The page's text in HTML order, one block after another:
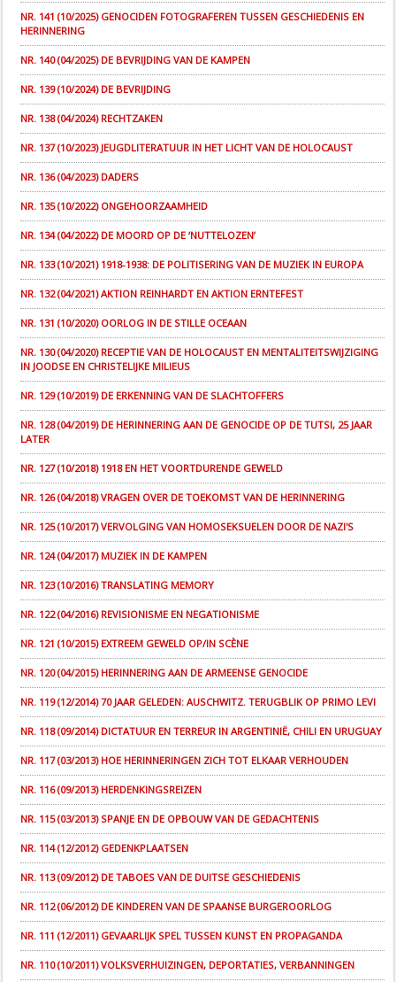
NR. 141 (10/2025) GENOCIDEN FOTOGRAFEREN TUSSEN GESCHIEDENIS EN
HERINNERING
NR. 140 (04/2025) DE BEVRIJDING VAN DE KAMPEN
NR. 139 (10/2024) DE BEVRIJDING
NR. 138 (04/2024) RECHTZAKEN
NR. 137 (10/2023) JEUGDLITERATUUR IN HET LICHT VAN DE HOLOCAUST
NR. 136 (04/2023) DADERS
NR. 135 (10/2022) ONGEHOORZAAMHEID
NR. 134 (04/2022) DE MOORD OP DE ‘NUTTELOZEN’
NR. 133 (10/2021) 1918-1938: DE POLITISERING VAN DE MUZIEK IN EUROPA
NR. 132 (04/2021) AKTION REINHARDT EN AKTION ERNTEFEST
NR. 131 (10/2020) OORLOG IN DE STILLE OCEAAN
NR. 130 (04/2020) RECEPTIE VAN DE HOLOCAUST EN MENTALITEITSWIJZIGING
IN JOODSE EN CHRISTELIJKE MILIEUS
NR. 129 (10/2019) DE ERKENNING VAN DE SLACHTOFFERS
NR. 128 (04/2019) DE HERINNERING AAN DE GENOCIDE OP DE TUTSI, 25 JAAR
LATER
NR. 127 (10/2018) 1918 EN HET VOORTDURENDE GEWELD
NR. 126 (04/2018) VRAGEN OVER DE TOEKOMST VAN DE HERINNERING
NR. 125 (10/2017) VERVOLGING VAN HOMOSEKSUELEN DOOR DE NAZI'S
NR. 124 (04/2017) MUZIEK IN DE KAMPEN
NR. 123 (10/2016) TRANSLATING MEMORY
NR. 122 (04/2016) REVISIONISME EN NEGATIONISME
NR. 121 (10/2015) EXTREEM GEWELD OP/IN SCÈNE
NR. 120 (04/2015) HERINNERING AAN DE ARMEENSE GENOCIDE
NR. 119 (12/2014) 70 JAAR GELEDEN: AUSCHWITZ. TERUGBLIK OP PRIMO LEVI
NR. 118 (09/2014) DICTATUUR EN TERREUR IN ARGENTINIË, CHILI EN URUGUAY
NR. 117 (03/2013) HOE HERINNERINGEN ZICH TOT ELKAAR VERHOUDEN
NR. 116 (09/2013) HERDENKINGSREIZEN
NR. 115 (03/2013) SPANJE EN DE OPBOUW VAN DE GEDACHTENIS
NR. 114 (12/2012) GEDENKPLAATSEN
NR. 113 (09/2012) DE TABOES VAN DE DUITSE GESCHIEDENIS
NR. 112 (06/2012) DE KINDEREN VAN DE SPAANSE BURGEROORLOG
NR. 111 (12/2011) GEVAARLIJK SPEL TUSSEN KUNST EN PROPAGANDA
NR. 110 (10/2011) VOLKSVERHUIZINGEN, DEPORTATIES, VERBANNINGEN